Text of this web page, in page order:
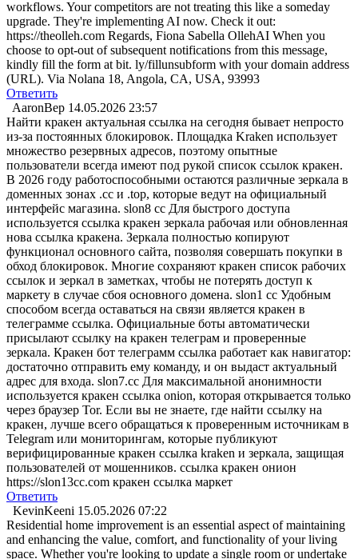
workflows. Your competitors are not treating this like a someday
upgrade. They're implementing AI now. Check it out:
https://theolleh.com Regards, Fiona Sabella OllehAI When you
choose to opt-out of subsequent notifications from this message,
kindly fill the form at bit. ly/fillunsubform with your domain address
(URL). Via Nolana 18, Angola, CA, USA, 93993
Ответить
AaronBep 14.05.2026 23:57
Найти кракен актуальная ссылка на сегодня бывает непросто
из-за постоянных блокировок. Площадка Kraken использует
множество резервных адресов, поэтому опытные
пользователи всегда имеют под рукой список ссылок кракен.
В 2026 году работоспособными остаются различные зеркала в
доменных зонах .cc и .top, которые ведут на официальный
интерфейс магазина. slon8 cc Для быстрого доступа
используется ссылка кракен зеркала рабочая или обновленная
нова ссылка кракена. Зеркала полностью копируют
функционал основного сайта, позволяя совершать покупки в
обход блокировок. Многие сохраняют кракен список рабочих
ссылок и зеркал в заметках, чтобы не потерять доступ к
маркету в случае сбоя основного домена. slon1 cc Удобным
способом всегда оставаться на связи является кракен в
телеграмме ссылка. Официальные боты автоматически
присылают ссылку на кракен телеграм и проверенные
зеркала. Кракен бот телеграмм ссылка работает как навигатор:
достаточно отправить ему команду, и он выдаст актуальный
адрес для входа. slon7.cc Для максимальной анонимности
используется кракен ссылка onion, которая открывается только
через браузер Tor. Если вы не знаете, где найти ссылку на
кракен, лучше всего обращаться к проверенным источникам в
Telegram или мониторингам, которые публикуют
верифицированные кракен ссылка kraken и зеркала, защищая
пользователей от мошенников. ссылка кракен онион
https://slon13cc.com кракен ссылка маркет
Ответить
KevinKeeni 15.05.2026 07:22
Residential home improvement is an essential aspect of maintaining
and enhancing the value, comfort, and functionality of your living
space. Whether you're looking to update a single room or undertake